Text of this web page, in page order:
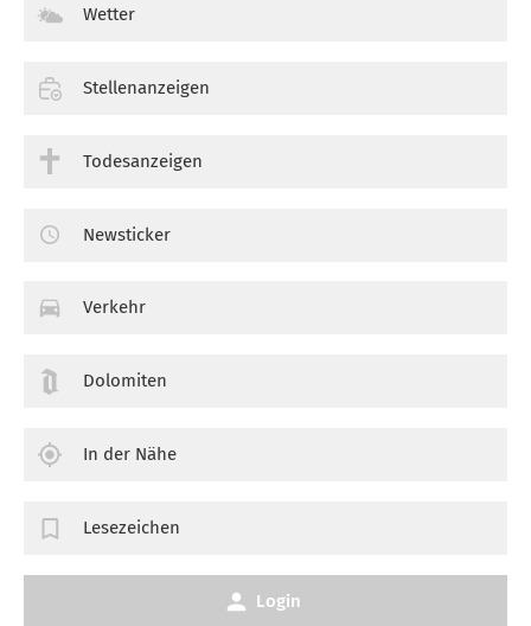
Wetter
Stellenanzeigen
Todesanzeigen
Newsticker
Verkehr
Dolomiten
In der Nähe
Lesezeichen
Login